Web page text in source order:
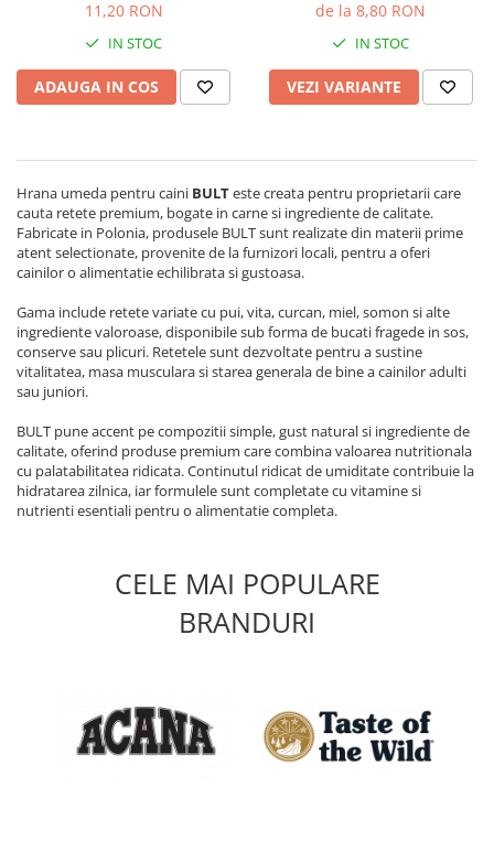
Solutii educative si antistres
Hrana Raw
Sisaluri si Ansambluri de Joaca
Nisip, Silicat si Asternuturi pentru
Pisici
Jucarii Pisici
Genti, Custi Transport
Castroane, Boluri si Accesorii
Antiparazitare
Lese, zgarzi si hamuri
Diete Veterinare Pisici
11,20 RON
IN STOC
ADAUGA IN COS
de la 8,80 RON
IN STOC
VEZI VARIANTE
Hrana umeda pentru caini BULTeste creata pentru proprietarii care
cauta retete premium, bogate in carne si ingrediente de calitate.
Fabricate in Polonia, produsele BULT sunt realizate din materii prime
atent selectionate, provenite de la furnizori locali, pentru a oferi
cainilor o alimentatie echilibrata si gustoasa.
Gama include retete variate cu pui, vita, curcan, miel, somon si alte
ingrediente valoroase, disponibile sub forma de bucati fragede in sos,
conserve sau plicuri. Retetele sunt dezvoltate pentru a sustine
vitalitatea, masa musculara si starea generala de bine a cainilor adulti
sau juniori.
BULT pune accent pe compozitii simple, gust natural si ingrediente de
calitate, oferind produse premium care combina valoarea nutritionala
cu palatabilitatea ridicata. Continutul ridicat de umiditate contribuie la
hidratarea zilnica, iar formulele sunt completate cu vitamine si
nutrienti esentiali pentru o alimentatie completa.
CELE MAI POPULARE
BRANDURI